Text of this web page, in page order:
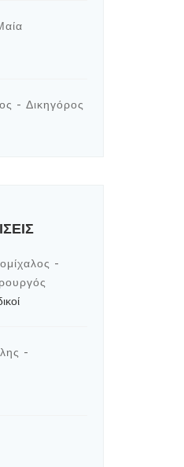
- Δικηγόρος
-
-